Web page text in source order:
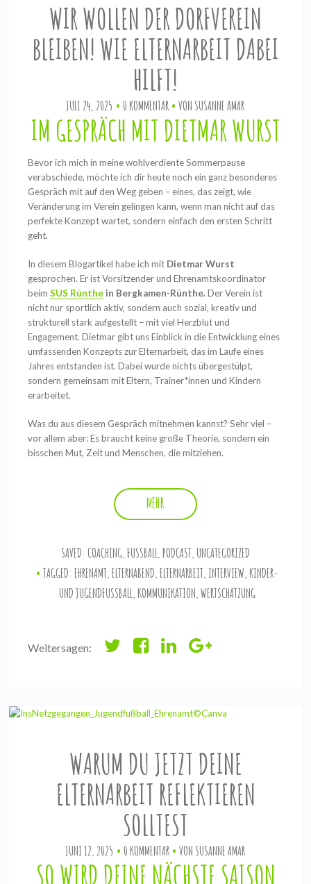
WIR WOLLEN DER DORFVEREIN
BLEIBEN! WIE ELTERNARBEIT DABEI
HILFT!
JULI 24, 2025 0 KOMMENTAR VON SUSANNE AMAR
IM GESPRÄCH MIT DIETMAR WURST
Bevor ich mich in meine wohlverdiente Sommerpause
verabschiede, möchte ich dir heute noch ein ganz besonderes
Gespräch mit auf den Weg geben – eines, das zeigt, wie
Veränderung im Verein gelingen kann, wenn man nicht auf das
perfekte Konzept wartet, sondern einfach den ersten Schritt
geht.
In diesem Blogartikel habe ich mit Dietmar Wurst
gesprochen. Er ist Vorsitzender und Ehrenamtskoordinator
beimSUS Rünthe in Bergkamen-Rünthe.Der Verein ist
nicht nur sportlich aktiv, sondern auch sozial, kreativ und
strukturell stark aufgestellt – mit viel Herzblut und
Engagement. Dietmar gibt uns Einblick in die Entwicklung eines
umfassenden Konzepts zur Elternarbeit, das im Laufe eines
Jahres entstanden ist. Dabei wurde nichts übergestülpt,
sondern gemeinsam mit Eltern, Trainer*innen und Kindern
erarbeitet.
Was du aus diesem Gespräch mitnehmen kannst? Sehr viel –
vor allem aber: Es braucht keine große Theorie, sondern ein
bisschen Mut, Zeit und Menschen, die mitziehen.
MEHR
SAVED: COACHING,FUSSBALL ,PODCAST, UNCATEGORIZED
TAGGED: EHRENAMT,ELTERNABEND,ELTERNARBEIT, INTERVIEW, KINDER-
UND JUGENDFUSSBALL, KOMMUNIKATION,WERTSCHÄTZUNG
Weitersagen:
WARUM DU JETZT DEINE
ELTERNARBEIT REFLEKTIEREN
SOLLTEST
JUNI 12, 2025 0 KOMMENTAR VON SUSANNE AMAR
SO WIRD DEINE NÄCHSTE SAISON